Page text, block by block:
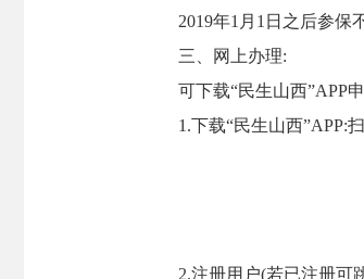
2019年1月1日之后参保
三、网上办理:
可下载“民生山西”APP
1.下载“民生山西”APP:
2.注册用户(若已注册可